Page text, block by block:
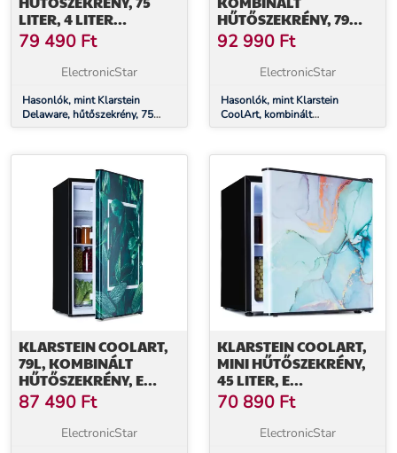
LITER, 4 LITER
FAGYASZTÓ, E
ENERGIAHATÉKONYSÁGI
OSZTÁLY,
79 490 Ft
ElectronicStar
Hasonlók, mint Klarstein
Delaware, hűtőszekrény, 75
liter, 4 liter fagyasztó, E
kompresszió hűtés
HŰTŐSZEKRÉNY, 79
LITER, E
ENERGIAHATÉKONYSÁGI
OSZTÁLY, 9 LITER
FORMATERVEZETT
AJTÓ
92 990 Ft
ElectronicStar
Hasonlók, mint Klarstein
CoolArt, kombinált
hűtőszekrény, 79 liter, E
liter fagyasztó, formatervezett
KLARSTEIN COOLART,
79L, KOMBINÁLT
HŰTŐSZEKRÉNY, E
ENERGIAHATÉKONYSÁGI
OSZTÁLY, 9 LITER
FAGYASZTÓ,
87 490 Ft
ElectronicStar
KLARSTEIN COOLART,
MINI HŰTŐSZEKRÉNY,
45 LITER, E
ENERGIAHATÉKONYSÁGI
OSZTÁLY, 1,5 LITER
FAGYASZTÓ,
70 890 Ft
ElectronicStar